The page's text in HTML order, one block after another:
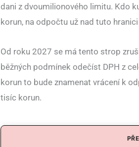
dani z dvoumilionového limitu. Kdo
korun, na odpočtu už nad tuto
Od roku 2027 se má tento strop
běžných podmínek odečíst DPH z
korun to bude znamenat vrácení k
tisíc korun.